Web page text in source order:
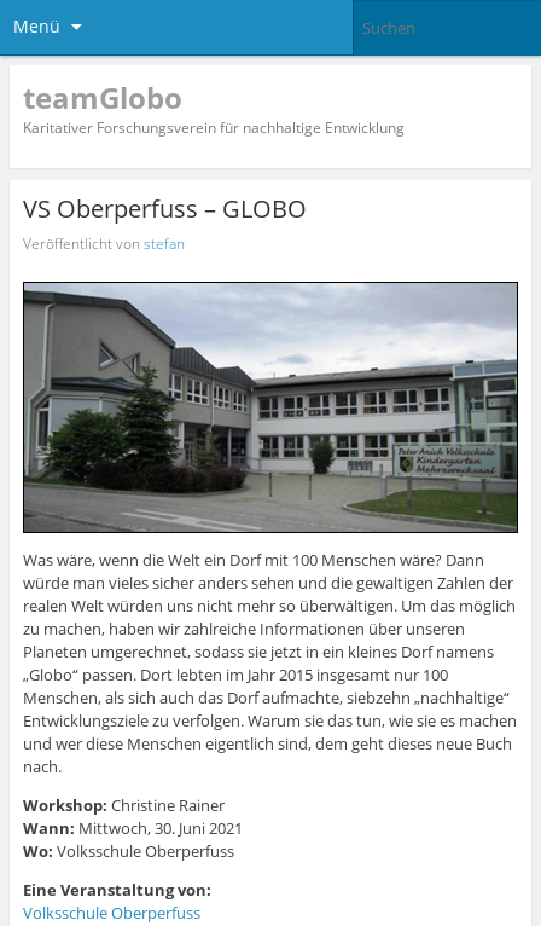
Menü
teamGlobo
Karitativer Forschungsverein für nachhaltige Entwicklung
VS Oberperfuss – GLOBO
Veröffentlicht von stefan
Was wäre, wenn die Welt ein Dorf mit 100 Menschen wäre? Dann
würde man vieles sicher anders sehen und die gewaltigen Zahlen der
realen Welt würden uns nicht mehr so überwältigen. Um das möglich
zu machen, haben wir zahlreiche Informationen über unseren
Planeten umgerechnet, sodass sie jetzt in ein kleines Dorf namens
„Globo“ passen. Dort lebten im Jahr 2015 insgesamt nur 100
Menschen, als sich auch das Dorf aufmachte, siebzehn „nachhaltige“
Entwicklungsziele zu verfolgen. Warum sie das tun, wie sie es machen
und wer diese Menschen eigentlich sind, dem geht dieses neue Buch
nach.
Workshop: Christine Rainer
Wann: Mittwoch, 30. Juni 2021
Wo: Volksschule Oberperfuss
Eine Veranstaltung von:
Volksschule Oberperfuss